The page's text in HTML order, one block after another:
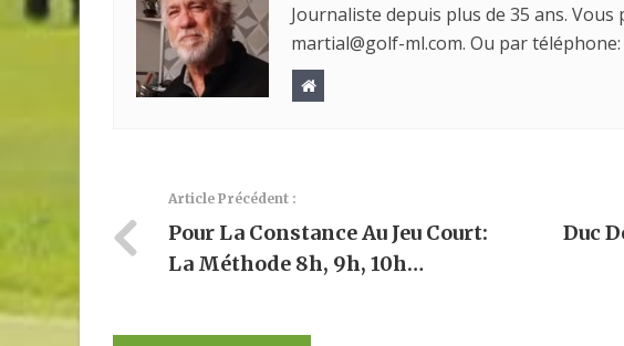
Journaliste depuis plus de 35 ans.
martial@golf-ml.com. Ou par téléphone:
Article Précédent :
Pour La Constance Au Jeu Court:
La Méthode 8h, 9h, 10h…
Duc